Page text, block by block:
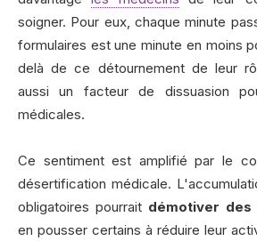
soigner. Pour eux, chaque minute
formulaires est une minute en moins
delà de ce détournement de leur
aussi un facteur de dissuasion
médicales.
Ce sentiment est amplifié par le
désertification médicale.
obligatoires pourrait démotiver des
en pousser certains à réduire leur